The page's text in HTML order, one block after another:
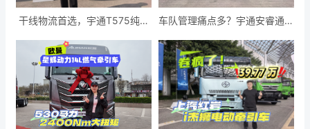
干线物流首选，宇通T575纯电
车队管理痛点多？宇通安睿通用